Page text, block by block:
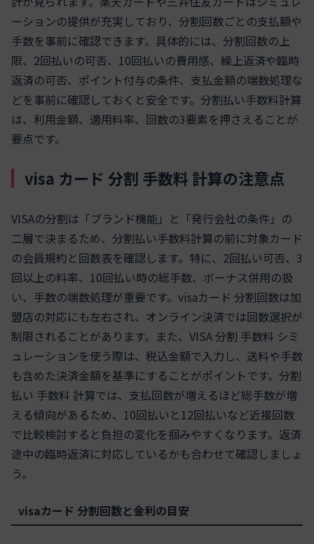
ーションの提供が充実しており、分割回数ごとの支払額や
手数を事前に確認できます。具体的には、分割回数の上
限、2回払いの可否、10回払いの費用感、繰上返済や臨時
返済の可否、ポイント付与の条件、支払金額の端数処理な
どを事前に確認しておくと安全です。分割払い手数料計算
は、利用金額、適用料率、回数の3要素を押さえることが
要点です。
visa カード 分割 手数料 計算の注意点
VISAの分割は「ブランド機能」と「発行会社の条件」の
二層で決まるため、分割払い手数料計算の前に対象カード
の会員規約と回数表を確認します。特に、2回払い可否、3
回以上の料率、10回払い時の総手数、ボーナス併用の扱
い、手数の端数処理が重要です。visaカード 分割回数は加
盟店の対応にも左右され、オンライン決済では回数選択が
制限されることがあります。また、VISA 分割 手数料 シミ
ュレーションを使う際は、税込金額で入力し、送料や手数
も含めた決済金額を基準にすることがポイントです。分割
払い 手数料 計算では、支払回数が増えるほど総手数が増
える傾向があるため、10回払いと12回払いなど近接回数
で比較検討すると負担の変化を掴みやすくなります。返済
途中の臨時返済に対応しているかも合わせて確認しましょ
う。
visaカード 分割回数と金利の目安